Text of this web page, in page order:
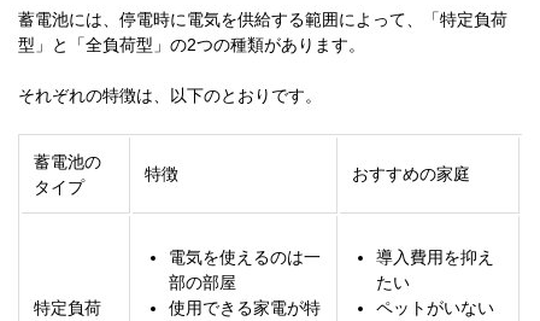
蓄電池には、停電時に電気を供給する範囲によって、「特定負荷
型」と「全負荷型」の2つの種類があります。
それぞれの特徴は、以下のとおりです。
蓄電池の
タイプ
特徴 おすすめの家庭
特定負荷
電気を使えるのは一
部の部屋
使用できる家電が特
導入費用を抑え
たい
ペットがいない